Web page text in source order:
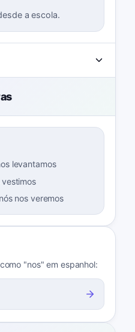
a escola.
levantamos
vestimos
nos veremos
"nos" em espanhol: